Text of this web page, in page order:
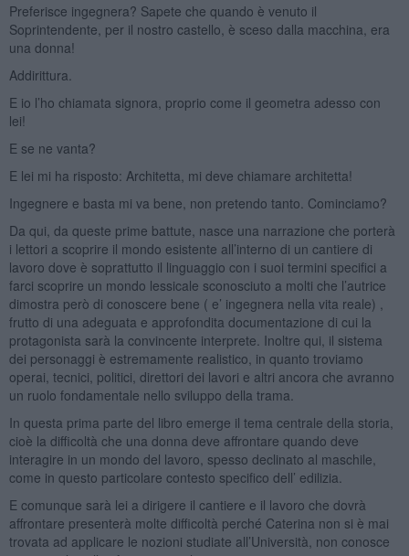
Preferisce ingegnera? Sapete che quando è venuto il
Soprintendente, per il nostro castello, è sceso dalla macchina, era
una donna!
Addirittura.
E io l’ho chiamata signora, proprio come il geometra adesso con
lei!
E se ne vanta?
E lei mi ha risposto: Architetta, mi deve chiamare architetta!
Ingegnere e basta mi va bene, non pretendo tanto. Cominciamo?
Da qui, da queste prime battute, nasce una narrazione che porterà
i lettori a scoprire il mondo esistente all’interno di un cantiere di
lavoro dove è soprattutto il linguaggio con i suoi termini specifici a
farci scoprire un mondo lessicale sconosciuto a molti che l’autrice
dimostra però di conoscere bene ( e’ ingegnera nella vita reale) ,
frutto di una adeguata e approfondita documentazione di cui la
protagonista sarà la convincente interprete. Inoltre qui, il sistema
dei personaggi è estremamente realistico, in quanto troviamo
operai, tecnici, politici, direttori dei lavori e altri ancora che avranno
un ruolo fondamentale nello sviluppo della trama.
In questa prima parte del libro emerge il tema centrale della storia,
cioè la difficoltà che una donna deve affrontare quando deve
interagire in un mondo del lavoro, spesso declinato al maschile,
come in questo particolare contesto specifico dell’ edilizia.
E comunque sarà lei a dirigere il cantiere e il lavoro che dovrà
affrontare presenterà molte difficoltà perché Caterina non si è mai
trovata ad applicare le nozioni studiate all’Università, non conosce